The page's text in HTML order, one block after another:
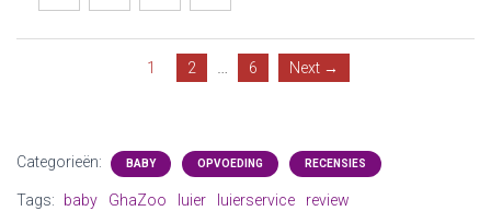
1 2 … 6 Next →
Categorieën: BABY OPVOEDING RECENSIES
Tags: baby GhaZoo luier luierservice review